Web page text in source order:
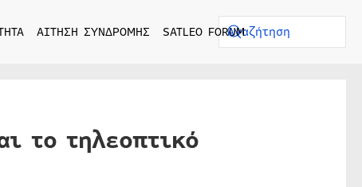
ΑΙΤΗΣΗ ΣΥΝΔΡΟΜΗΣ SATLEO FORUM
το τηλεοπτικό